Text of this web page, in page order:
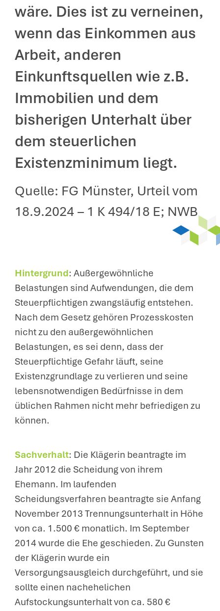
wäre. Dies ist zu verneinen,
wenn das Einkommen aus
Arbeit, anderen
Einkunftsquellen wie z.B.
Immobilien und dem
bisherigen Unterhalt über
dem steuerlichen
Existenzminimum liegt.
Quelle: FG Münster, Urteil vom
18.9.2024 – 1 K 494/18 E; NWB
Hintergrund: Außergewöhnliche
Belastungen sind Aufwendungen, die dem
Steuerpflichtigen zwangsläufig entstehen.
Nach dem Gesetz gehören Prozesskosten
nicht zu den außergewöhnlichen
Belastungen, es sei denn, dass der
Steuerpflichtige Gefahr läuft, seine
Existenzgrundlage zu verlieren und seine
lebensnotwendigen Bedürfnisse in dem
üblichen Rahmen nicht mehr befriedigen zu
können.
Sachverhalt: Die Klägerin beantragte im
Jahr 2012 die Scheidung von ihrem
Ehemann. Im laufenden
Scheidungsverfahren beantragte sie Anfang
November 2013 Trennungsunterhalt in Höhe
von ca. 1.500 € monatlich. Im September
2014 wurde die Ehe geschieden. Zu Gunsten
der Klägerin wurde ein
Versorgungsausgleich durchgeführt, und sie
sollte einen nachehelichen
Aufstockungsunterhalt von ca. 580 €